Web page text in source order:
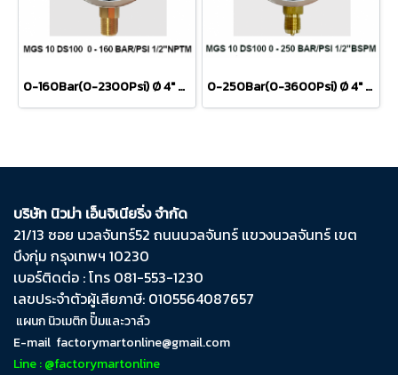
0-160Bar(0-2300Psi) Ø 4" Brass Lower 1/2"NPT 0-250Bar(0-3600Psi) Ø 4" Brass Lower 1/2"BSP
บริษัท นิวม่า เอ็นจิเนียริ่ง จำกัด
21/13 ซอย นวลจันทร์​52 ถนน​นวลจันทร์​ แขวง​นวลจันทร์​ เขต​
บึงกุ่ม​ กรุงเทพฯ​ 10230
เบอร์ติดต่อ : โทร 081-553-1230
เลขประจำตัวผู้เสียภาษี: 0105564087657
แผนก นิวเมติก ปั๊มและวาล์ว
E-mail factorymartonline@gmail.com
Line : @factorymartonline